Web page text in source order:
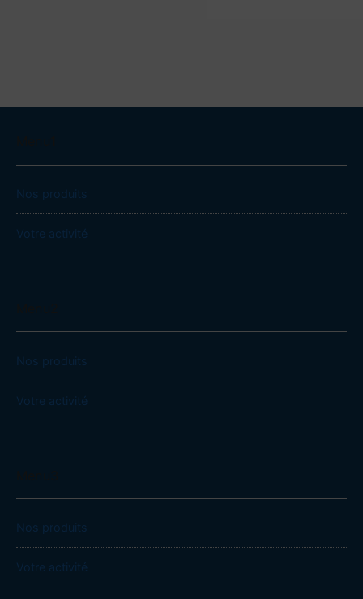
Nos produits
Votre activité
Nos produits
Votre activité
Nos produits
Votre activité